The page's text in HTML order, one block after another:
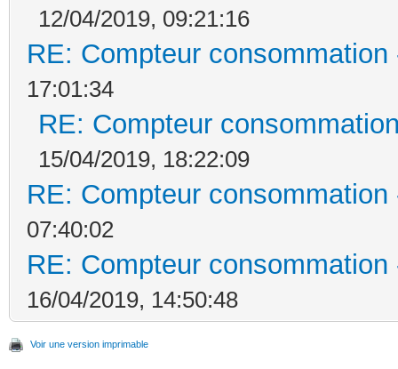
12/04/2019, 09:21:16
RE: Compteur consommation
17:01:34
RE: Compteur
15/04/2019, 18:22:09
RE: Compteur consommation
07:40:02
RE: Compteur consommation
16/04/2019, 14:50:48
Voir une version imprimable